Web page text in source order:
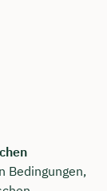
Bedingungen,